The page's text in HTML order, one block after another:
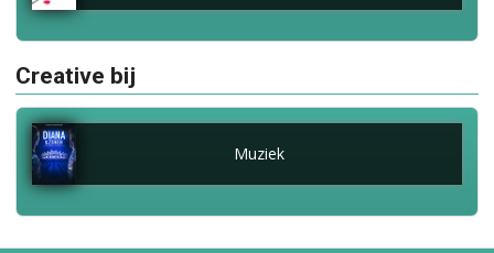
Creative bij
Muziek